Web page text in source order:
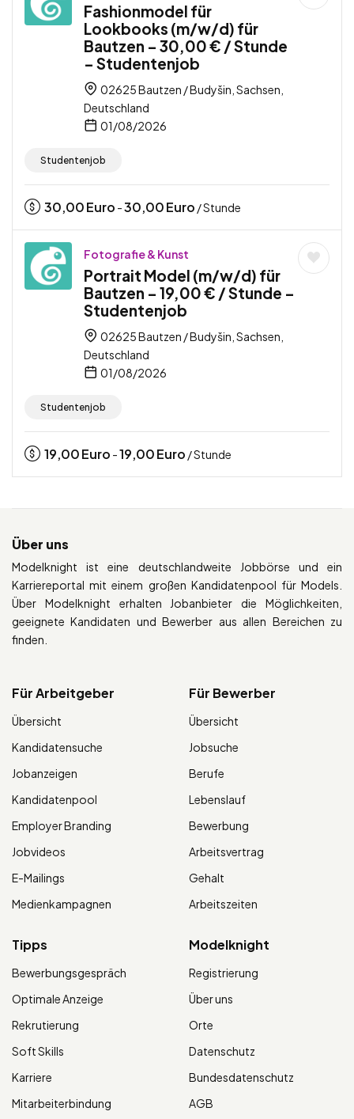
Fashionmodel für
Lookbooks (m/w/d) für
Bautzen – 30,00 € / Stunde
– Studentenjob
02625 Bautzen / Budyšin, Sachsen,
Deutschland
01/08/2026
Studentenjob
30,00Euro -30,00Euro / Stunde
Fotografie & Kunst
Portrait Model (m/w/d) für
Bautzen – 19,00 € / Stunde –
Studentenjob
02625 Bautzen / Budyšin, Sachsen,
Deutschland
01/08/2026
Studentenjob
19,00Euro -19,00Euro / Stunde
Über uns
Modelknight ist eine deutschlandweite Jobbörse und ein
Karriereportal mit einem großen Kandidatenpool für Models.
Über Modelknight erhalten Jobanbieter die Möglichkeiten,
geeignete Kandidaten und Bewerber aus allen Bereichen zu
finden.
Für Arbeitgeber
Übersicht
Kandidatensuche
Jobanzeigen
Kandidatenpool
Employer Branding
Jobvideos
E-Mailings
Medienkampagnen
Für Bewerber
Übersicht
Jobsuche
Berufe
Lebenslauf
Bewerbung
Arbeitsvertrag
Gehalt
Arbeitszeiten
Tipps
Bewerbungsgespräch
Optimale Anzeige
Rekrutierung
Soft Skills
Karriere
Mitarbeiterbindung
Modelknight
Registrierung
Über uns
Orte
Datenschutz
Bundesdatenschutz
AGB